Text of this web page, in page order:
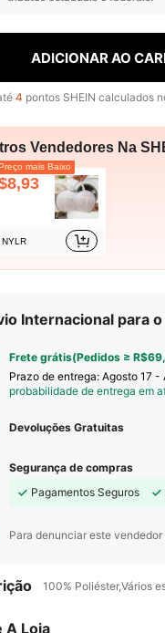
ADICIONAR AO
4 pontos SHEIN calculados
Vendedores Na
mais Baixo
NYLR
Internacional para o
Frete grátis(Pedidos ≥
Prazo de entrega: Agosto 17 -
probabilidade de entrega em
Devoluções Gratuitas
Segurança de compras
Pagamentos Seguros
Para denunciar este
100% Poliéster,Vários
A Loja